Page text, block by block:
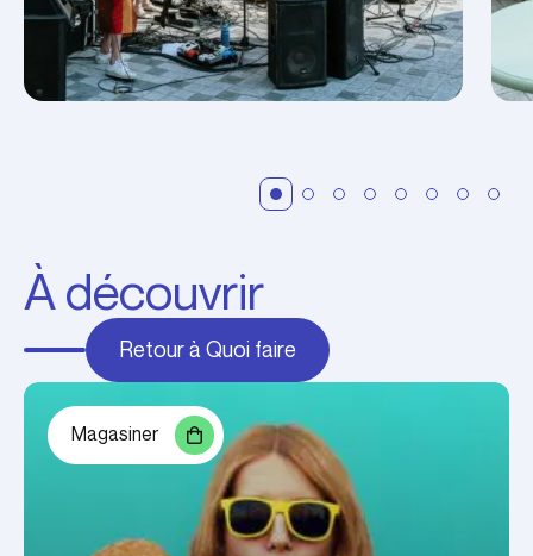
À découvrir
Retour à Quoi faire
Magasiner